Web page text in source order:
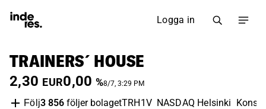
Logga in
TRAINERS´ HOUSE
2,30 EUR0,00 %8/7, 3:29 PM
Följ3 856 följer bolagetTRH1V NASDAQ Helsinki